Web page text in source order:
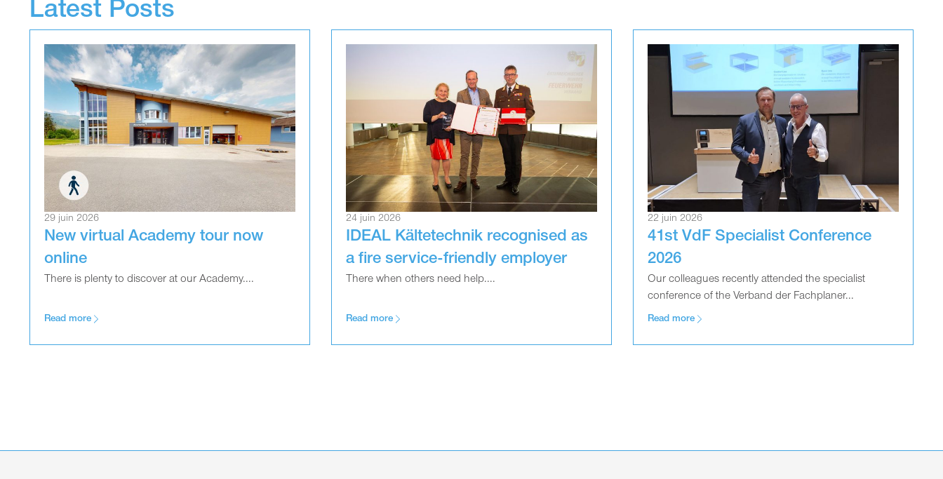
Latest Posts
29 juin 2026
New virtual Academy tour now
online
There is plenty to discover at our Academy....
Read more
24 juin 2026
IDEAL Kältetechnik recognised as
a fire service-friendly employer
There when others need help....
Read more
22 juin 2026
41st VdF Specialist Conference
2026
Our colleagues recently attended the specialist
conference of the Verband der Fachplaner...
Read more